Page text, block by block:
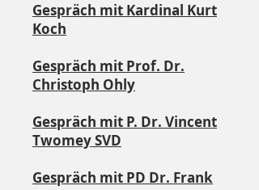
Gespräch mit Kardinal Kurt
Koch
Gespräch mit Prof. Dr.
Christoph Ohly
Gespräch mit P. Dr. Vincent
Twomey SVD
Gespräch mit PD Dr. Frank